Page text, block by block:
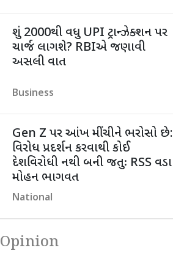
શું 2000થી વધુ UPI ટ્રાન્ઝેક્શન પર
ચાર્જ લાગશે? RBIએ જણાવી
અસલી વાત
Business
Gen Z પર આંખ મીંચીને ભરોસો છે:
વિરોધ પ્રદર્શન કરવાથી કોઈ
દેશવિરોધી નથી બની જતુઃ RSS વડા
મોહન ભાગવત
National
Opinion